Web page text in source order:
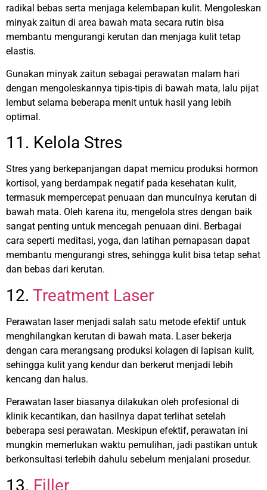
radikal bebas serta menjaga kelembapan kulit. Mengoleskan
minyak zaitun di area bawah mata secara rutin bisa
membantu mengurangi kerutan dan menjaga kulit tetap
elastis.
Gunakan minyak zaitun sebagai perawatan malam hari
dengan mengoleskannya tipis-tipis di bawah mata, lalu pijat
lembut selama beberapa menit untuk hasil yang lebih
optimal.
11. Kelola Stres
Stres yang berkepanjangan dapat memicu produksi hormon
kortisol, yang berdampak negatif pada kesehatan kulit,
termasuk mempercepat penuaan dan munculnya kerutan di
bawah mata. Oleh karena itu, mengelola stres dengan baik
sangat penting untuk mencegah penuaan dini. Berbagai
cara seperti meditasi, yoga, dan latihan pernapasan dapat
membantu mengurangi stres, sehingga kulit bisa tetap sehat
dan bebas dari kerutan.
12. Treatment Laser
Perawatan laser menjadi salah satu metode efektif untuk
menghilangkan kerutan di bawah mata. Laser bekerja
dengan cara merangsang produksi kolagen di lapisan kulit,
sehingga kulit yang kendur dan berkerut menjadi lebih
kencang dan halus.
Perawatan laser biasanya dilakukan oleh profesional di
klinik kecantikan, dan hasilnya dapat terlihat setelah
beberapa sesi perawatan. Meskipun efektif, perawatan ini
mungkin memerlukan waktu pemulihan, jadi pastikan untuk
berkonsultasi terlebih dahulu sebelum menjalani prosedur.
13. Filler